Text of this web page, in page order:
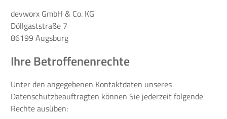
devworx GmbH & Co. KG
Döllgaststraße 7
86199 Augsburg
Ihre Betroffenenrechte
Unter den angegebenen Kontaktdaten unseres
Datenschutzbeauftragten können Sie jederzeit folgende
Rechte ausüben: